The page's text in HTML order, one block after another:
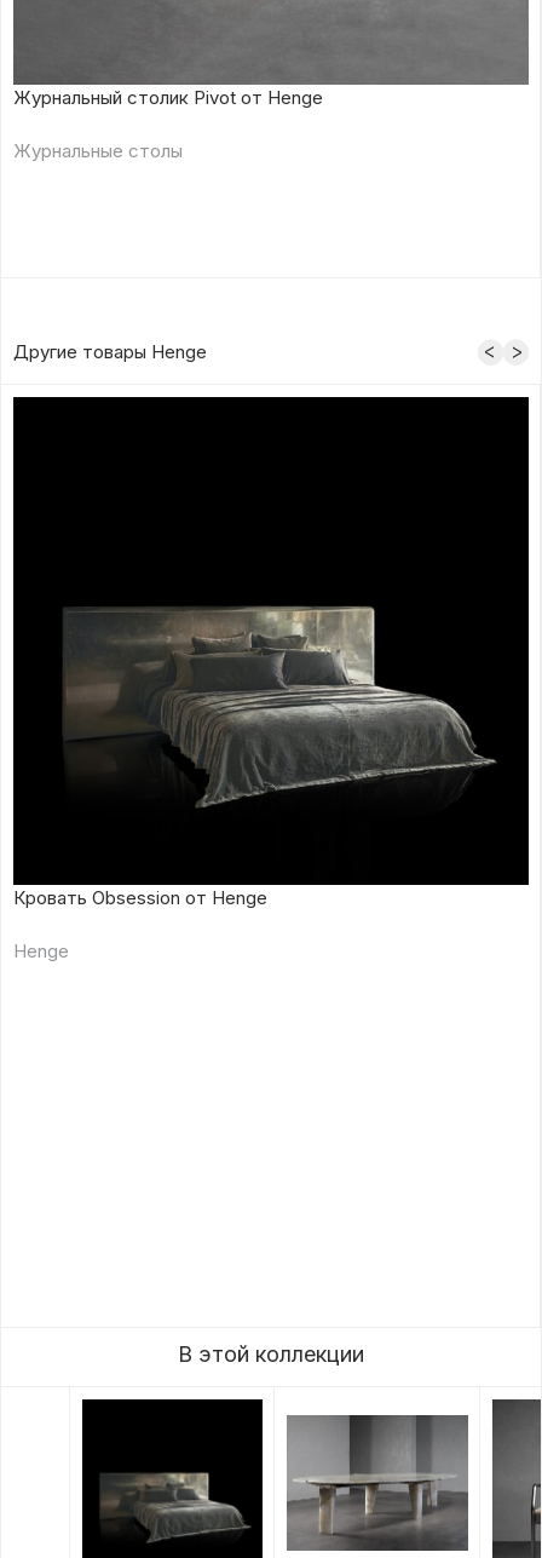
Журнальный столик Pivot от Henge
Журнальные столы
Другие товары Henge
Кровать Obsession от Henge
Henge
В этой коллекции